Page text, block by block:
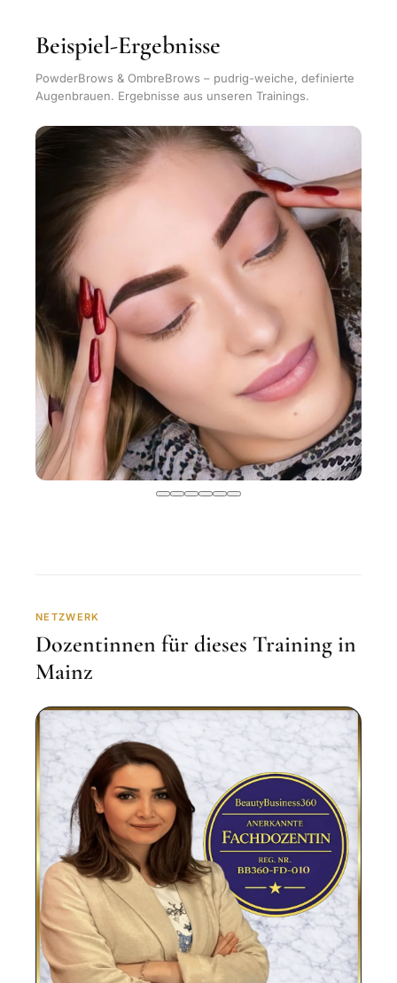
Beispiel-Ergebnisse
PowderBrows & OmbreBrows – pudrig-weiche, definierte
Augenbrauen. Ergebnisse aus unseren Trainings.
NETZWERK
Dozentinnen für dieses Training in
Mainz